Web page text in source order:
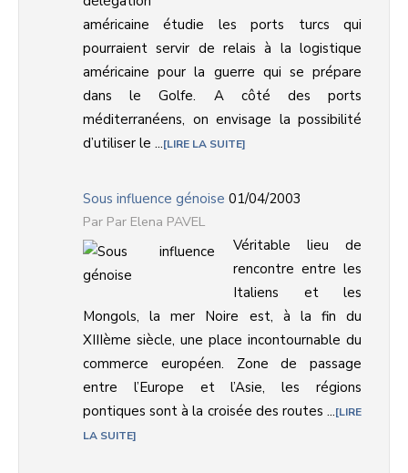
américaine étudie les ports turcs qui
pourraient servir de relais à la logistique
américaine pour la guerre qui se prépare
dans le Golfe. A côté des ports
méditerranéens, on envisage la possibilité
d’utiliser le ... LIRE LA SUITE
Sous influence génoise 01/04/2003
Par Elena PAVEL
Véritable lieu de
rencontre entre les
Italiens et les
Mongols, la mer Noire est, à la fin du
XIIIème siècle, une place incontournable du
commerce européen. Zone de passage
entre l’Europe et l’Asie, les régions
pontiques sont à la croisée des routes ... LIRE
LA SUITE